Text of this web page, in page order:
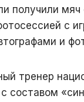
получили
с
и
тренер
составом